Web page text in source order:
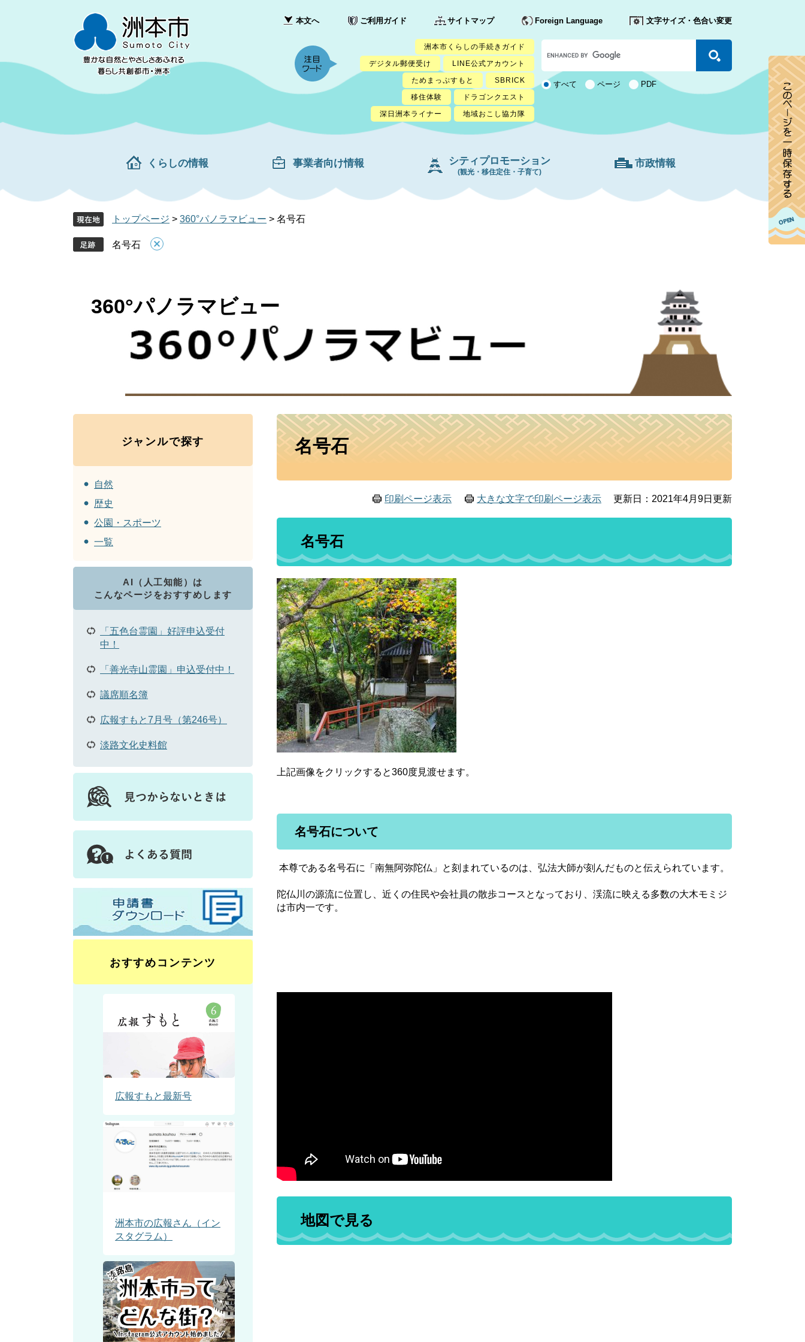
先
を
て
本文へ ご利用ガイド サイトマップ Foreign Language 文字サイズ・色合い変更
洲本市くらしの手続きガイド
デジタル郵便受け
LINE公式アカウント
ためまっぷすもと
SBRICK
移住体験
ドラゴンクエスト
深日洲本ライナー
地域おこし協力隊
カ
ス
タ
ム
検 すべて ページ PDF
くらしの情報 事業者向け情報 シティプロモーション
(観光・移住定住・子育て)
市政情報
トップページ > 360°パノラマビュー > 名号石
名号石
360°パノラマビュー
本
名号石
印刷ページ表示 大きな文字で印刷ページ表示 更新日：2021年4月9日更新
名号石
上記画像をクリックすると360度見渡せます。
名号石について
本尊である名号石に「南無阿弥陀仏」と刻まれているのは、弘法大師が刻んだものと伝えられています。
陀仏川の源流に位置し、近くの住民や会社員の散歩コースとなっており、渓流に映える多数の大木モミジ
は市内一です。
地図で見る
ジャンルで探す
自然
歴史
公園・スポーツ
一覧
AI（人工知能）は
こんなページをおすすめします
「五色台霊園」好評申込受付
中！
「善光寺山霊園」申込受付中！
議席順名簿
広報すもと7月号（第246号）
淡路文化史料館
おすすめコンテンツ
広報すもと最新号
洲本市の広報さん（イン
スタグラム）